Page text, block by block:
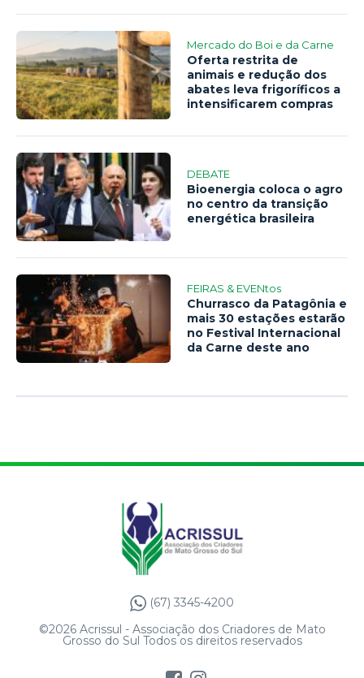
Mercado do Boi e da Carne
Oferta restrita de
animais e redução dos
abates leva frigoríficos a
intensificarem compras
DEBATE
Bioenergia coloca o agro
no centro da transição
energética brasileira
FEIRAS & EVENtos
Churrasco da Patagônia e
mais 30 estações estarão
no Festival Internacional
da Carne deste ano
(67) 3345-4200
©2026 Acrissul - Associação dos Criadores de Mato
Grosso do Sul Todos os direitos reservados